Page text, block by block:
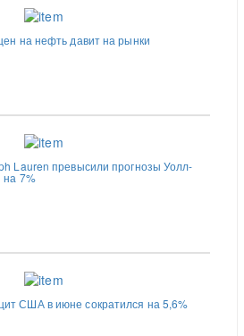
на нефть давит на рынки
Lauren превысили прогнозы Уолл-
на 7%
США в июне сократился на 5,6%